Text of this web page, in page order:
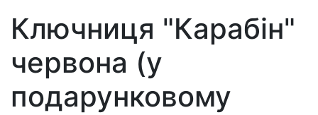
Ключниця "Карабін"
червона (у
подарунковому